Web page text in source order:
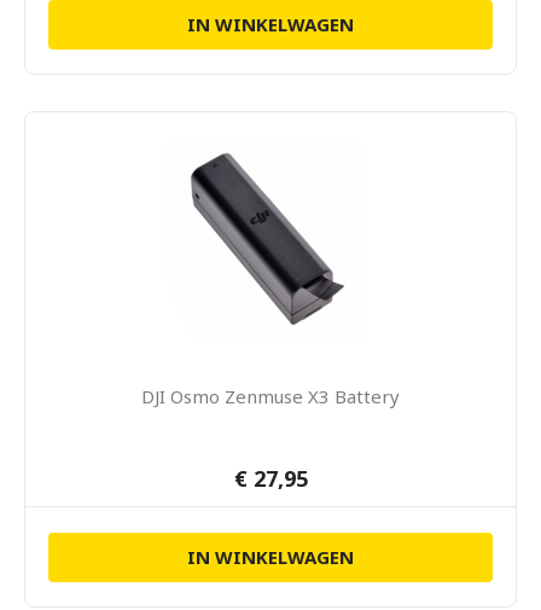
IN WINKELWAGEN
DJI Osmo Zenmuse X3 Battery
€ 27,95
IN WINKELWAGEN